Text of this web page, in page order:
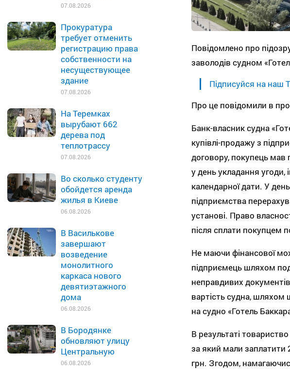
07.08.2026
Прокуратура
требует отменить
регистрацию права
собственности на
несуществующее
здание
07.08.2026
На Теремках
вырубают 662
дерева под
теплотрассу
07.08.2026
Во сколько студенту
обойдется аренда
жилья в Киеве
06.08.2026
В Василькове
завершают
возведение
монолитного
каркаса нового
девятиэтажного
дома
06.08.2026
В Бородянке
обновляют улицу
Центральную
06.08.2026
Повідомлено про
заволодів судном
Підписуйся на наш
Про це повідомили в
Банк-власник судна
купівлі-продажу з
договору, покупець
у день укладання угоди,
календарної дати. У
підприємства
установі. Право
після сплати покупцем
Не маючи фінансової
підприємець шляхом
неправдивих
вартість судна,
на судно «Готель
В результаті
за який мали
грн. Згодом,